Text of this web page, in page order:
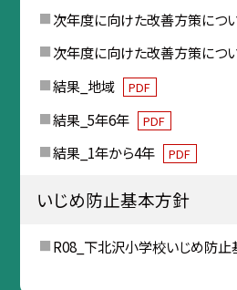
次年度に向けた改善方策につ
次年度に向けた改善方策につ
結果_地域 PDF
結果_5年6年 PDF
結果_1年から4年 PDF
いじめ防止基本方針
R08_下北沢小学校いじめ防